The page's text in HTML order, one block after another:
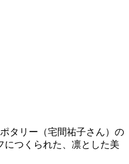
タリー（宅間祐子さん）の
につくられた、凛とした美